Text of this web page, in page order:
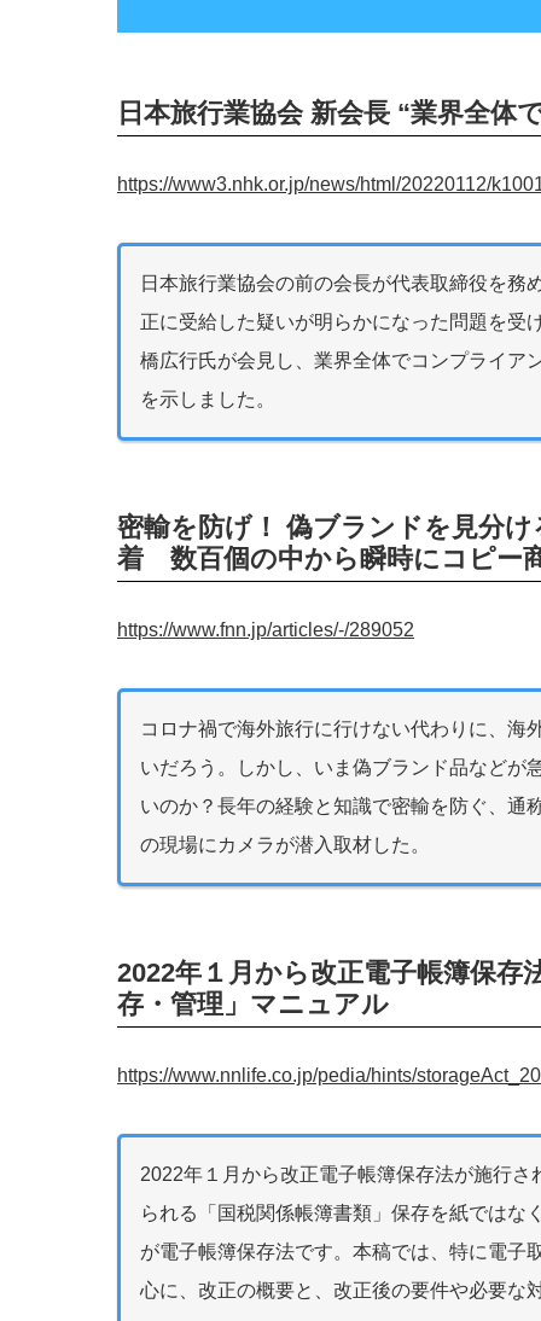
日本旅行業協会 新会長 “業界全体
https://www3.nhk.or.jp/news/html/20220112/
日本旅行業協会の前の会長が代表取締役を務
正に受給した疑いが明らかになった問題を受
橋広行氏が会見し、業界全体でコンプライア
を示しました。
密輸を防げ！ 偽ブランドを見分
着 数百個の中から瞬時にコピー
https://www.fnn.jp/articles/-/289052
コロナ禍で海外旅行に行けない代わりに、海
いだろう。しかし、いま偽ブランド品などが
いのか？長年の経験と知識で密輸を防ぐ、通
の現場にカメラが潜入取材した。
2022年１月から改正電子帳簿保存
存・管理」マニュアル
https://www.nnlife.co.jp/pedia/hints/
2022年１月から改正電子帳簿保存法が施行
られる「国税関係帳簿書類」保存を紙ではな
が電子帳簿保存法です。本稿では、特に電子
心に、改正の概要と、改正後の要件や必要な